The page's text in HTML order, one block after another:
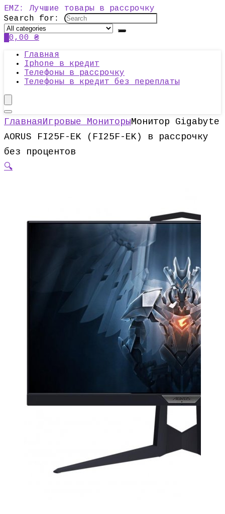
EMZ: Лучшие товары в рассрочку
Search for:
0,00 ₴
Главная
Iphone в кредит
Телефоны в рассрочку
Телефоны в кредит без переплаты
ГлавнаяИгровые МониторыМонитор Gigabyte
AORUS FI25F-EK (FI25F-EK) в рассрочку
без процентов
🔍